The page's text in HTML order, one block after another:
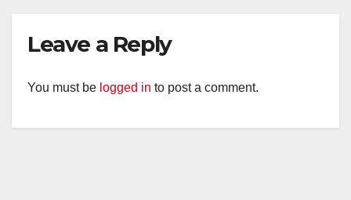
Leave a Reply
You must be logged in to post a comment.